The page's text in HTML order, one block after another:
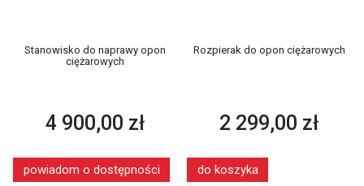
Stanowisko do naprawy opon
ciężarowych
4 900,00 zł
powiadom o dostępności
Rozpierak do opon ciężarowych
2 299,00 zł
do koszyka